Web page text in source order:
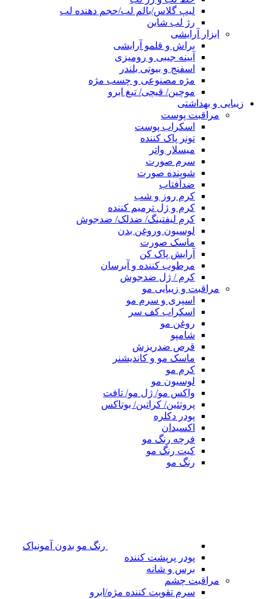
لیپ گلاس/بالم لب/حجم دهنده لب
رژ لب شاین
ابزار آرایشی
براش و قلمو آرایشی
آیینه جیبی و رومیزی
اسفنج و بیوتی بلندر
مژه مصنوعی و چسب مژه
موچین/ قیچی/ تیغ ابرو
زیبایی و بهداشتی
مراقبت پوست
اسکراب پوست
تونر پاک کننده
میسلار واتر
سرم صورت
شوینده صورت
ضدآفتاب
کرم روز و شب
کرم و ژل ترمیم کننده
کرم لیفتینگ/ ضدلک/ ضدجوش
لوسیون وروغن بدن
ماسک صورت
آرایش پاک کن
مرطوب کننده و آبرسان
کرم / ژل ضدجوش
مراقبت و زیبایی مو
اسپری و سرم مو
اسکراب کف سر
روغن مو
شامپو
قرص ضدریزش
ماسک مو و کاندیشنر
کرم مو
لوسیون مو
واکس مو/ ژل مو/ تافت
پروتئین/ کراتین/ بوتاکس
پودر دکلره
اکسیدان
فرچه رنگ مو
کیت رنگ مو
رنگ مو
رنگ مو بدون آمونیاک
پودر پرپشت کننده
برس و شانه
مراقبت چشم
سرم تقویت کننده مژه/ابرو